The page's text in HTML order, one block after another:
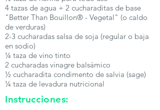
4 tazas de agua + 2 cucharaditas de base
"Better Than Bouillon® - Vegetal" (o caldo
de verduras)
2-3 cucharadas salsa de soja (regular o baja
en sodio)
¼ taza de vino tinto
2 cucharadas vinagre balsámico
½ cucharadita condimento de salvia (sage)
¼ taza de levadura nutricional
Instrucciones: